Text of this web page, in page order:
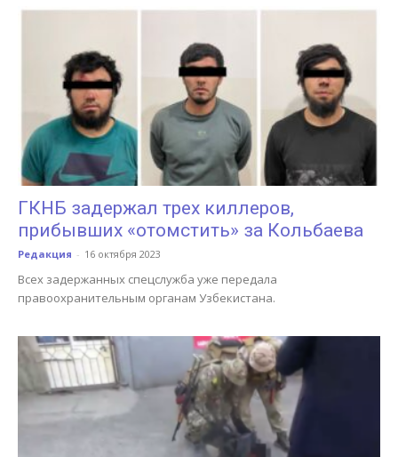
ГКНБ задержал трех киллеров,
прибывших «отомстить» за Кольбаева
Редакция - 16 октября 2023
Всех задержанных спецслужба уже передала
правоохранительным органам Узбекистана.